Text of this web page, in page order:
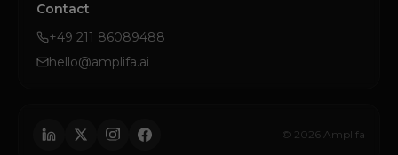
Contact
+49 211 86089488
hello@amplifa.ai
© 2026 Amplifa